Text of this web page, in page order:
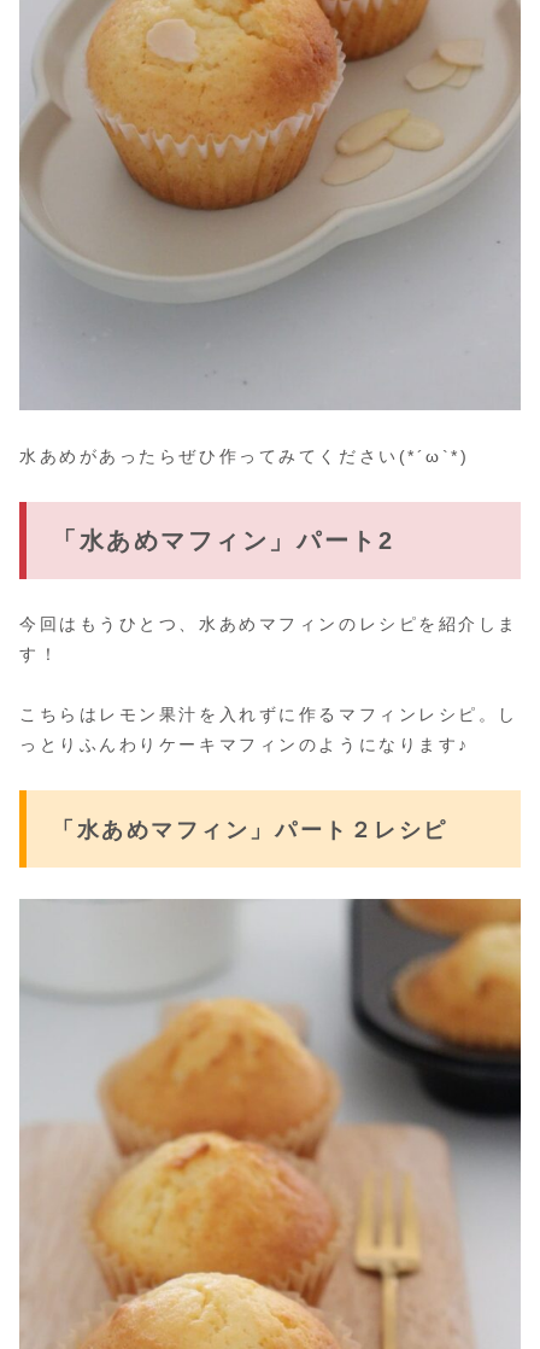
水あめがあったらぜひ作ってみてください(*´ω`*)
「水あめマフィン」パート2
今回はもうひとつ、水あめマフィンのレシピを紹介しま
す！
こちらはレモン果汁を入れずに作るマフィンレシピ。し
っとりふんわりケーキマフィンのようになります♪
「水あめマフィン」パート２レシピ